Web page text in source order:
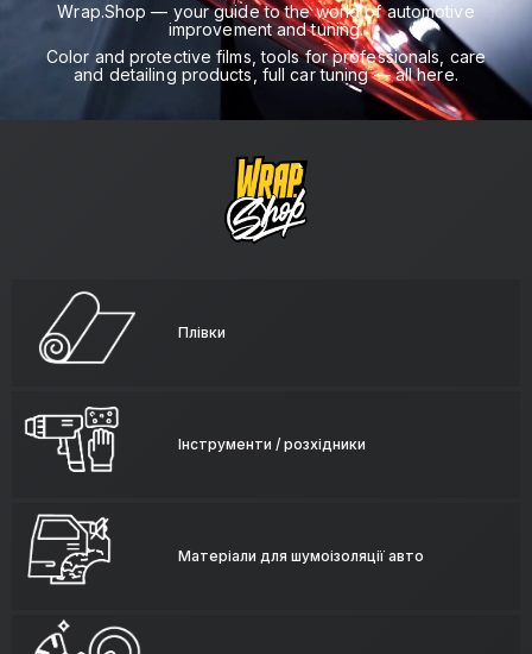
Wrap.Shop — your guide to the world of automotive
improvement and tuning.
Color and protective films, tools for professionals, care
and detailing products, full car tuning — all here.
Плівки
Інструменти / розхідники
Матеріали для шумоізоляції авто